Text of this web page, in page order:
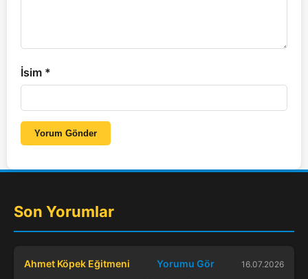
İsim *
Yorum Gönder
Son Yorumlar
Ahmet Köpek Eğitmeni Yorumu Gör 16.07.2026